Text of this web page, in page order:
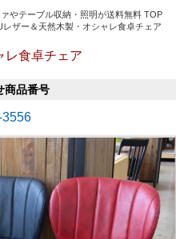
やテーブル収納・照明が送料無料 TOP
レザー＆天然木製・オシャレ食卓チェア
レ食卓チェア
商品番号